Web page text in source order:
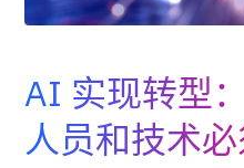
Adopt AI
AI 实现转型
人员和技术必